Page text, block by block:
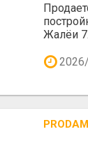
Жалёи
PRODAM